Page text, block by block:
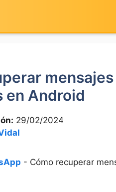
en Android
29/02/2024
- Cómo recuperar